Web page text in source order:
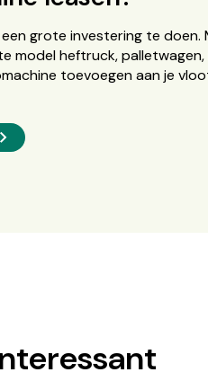
grote investering te doen.
model heftruck,
toevoegen aan je